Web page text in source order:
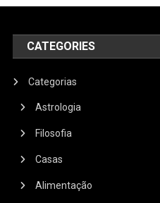
CATEGORIES
Categorias
Astrologia
Filosofia
Casas
Alimentação